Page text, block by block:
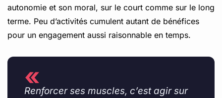
autonomie et son moral, sur le court comme sur le long
terme. Peu d’activités cumulent autant de bénéfices
pour un engagement aussi raisonnable en temps.
«
Renforcer ses muscles, c’est agir sur